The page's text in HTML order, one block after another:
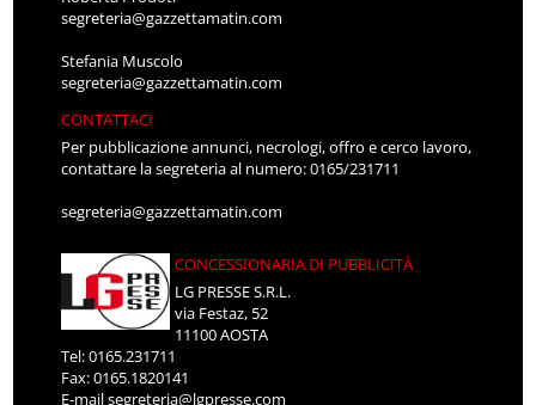
segreteria@gazzettamatin.com
Stefania Muscolo
segreteria@gazzettamatin.com
CONTATTACI
Per pubblicazione annunci, necrologi, offro e cerco lavoro,
contattare la segreteria al numero: 0165/231711
segreteria@gazzettamatin.com
CONCESSIONARIA DI PUBBLICITÀ
LG PRESSE S.R.L.
via Festaz, 52
11100 AOSTA
Tel: 0165.231711
Fax: 0165.1820141
E-mailsegreteria@lgpresse.com